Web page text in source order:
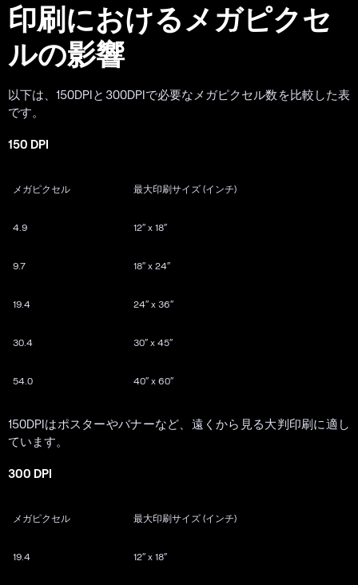
印刷におけるメガピクセ
ルの影響
以下は、150DPIと300DPIで必要なメガピクセル数を比較した表
です。
150 DPI
メガピクセル 最大印刷サイズ (インチ)
4.9 12″ x 18″
9.7 18″ x 24″
19.4 24″ x 36″
30.4 30″ x 45″
54.0 40″ x 60″
150DPIはポスターやバナーなど、遠くから見る大判印刷に適し
ています。
300 DPI
メガピクセル 最大印刷サイズ (インチ)
19.4 12″ x 18″